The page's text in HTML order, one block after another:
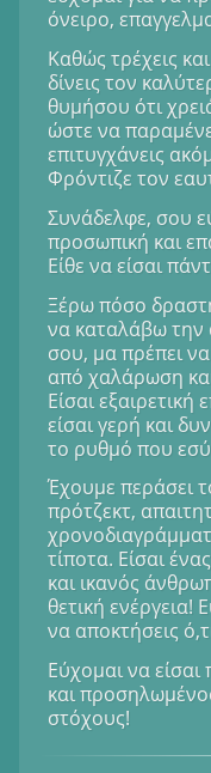
όνειρο,
Καθώς τρέχεις
δίνεις τον
θυμήσου ότι
ώστε να
επιτυγχάνεις
Φρόντιζε τον
Συνάδελφε, σου
προσωπική και
Είθε να είσαι
Ξέρω πόσο
να καταλάβω την
σου, μα πρέπει
από χαλάρωση
Είσαι
είσαι γερή και
το ρυθμό που εσύ
Έχουμε περάσει
πρότζεκτ,
τίποτα. Είσαι
και ικανός
θετική ενέργεια!
να αποκτήσεις
Εύχομαι να είσαι
και
στόχους!